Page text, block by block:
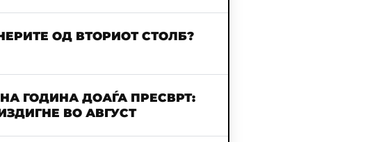
ОД ВТОРИОТ СТОЛБ?
ГОДИНА ДОАЃА ПРЕСВРТ:
ВО АВГУСТ